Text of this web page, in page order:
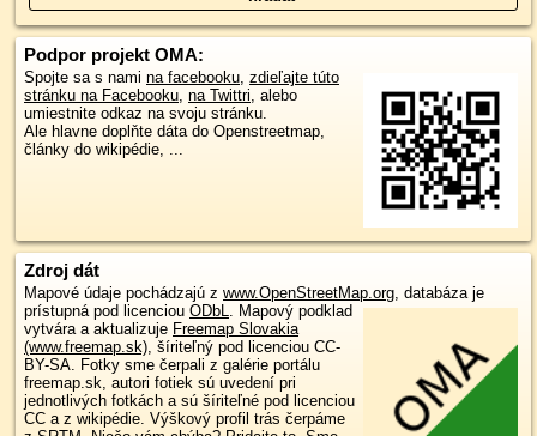
Podpor projekt OMA:
Spojte sa s nami na facebooku, zdieľajte túto
stránku na Facebooku, na Twittri, alebo
umiestnite odkaz na svoju stránku.
Ale hlavne doplňte dáta do Openstreetmap,
články do wikipédie, ...
Zdroj dát
Mapové údaje pochádzajú z www.OpenStreetMap.org, databáza je
prístupná pod licenciou ODbL. Mapový podklad
vytvára a aktualizuje Freemap Slovakia
(www.freemap.sk), šíriteľný pod licenciou CC-
BY-SA. Fotky sme čerpali z galérie portálu
freemap.sk, autori fotiek sú uvedení pri
jednotlivých fotkách a sú šíriteľné pod licenciou
CC a z wikipédie. Výškový profil trás čerpáme